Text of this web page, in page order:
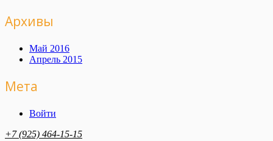
Архивы
Май 2016
Апрель 2015
Мета
Войти
+7 (925) 464-15-15